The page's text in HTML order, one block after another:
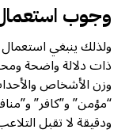
وجوب
ولذلك ينبغي استعمال
ذات دلالة واضحة
وزن الأشخاص
“مؤمن” و”كافر”
ودقيقة لا تقبل